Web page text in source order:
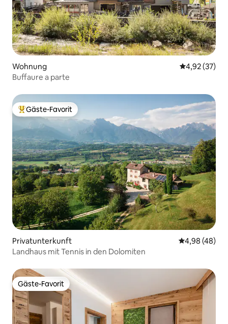
Wohnung
4,92 (37)
Buffaure a parte
Beliebter Gäste-Favorit.
Gäste-Favorit
Privatunterkunft
4,98 (48)
Landhaus mit Tennis in den Dolomiten
Gäste-Favorit
Gäste-Favorit